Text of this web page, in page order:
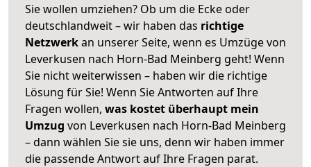
Sie wollen umziehen? Ob um die Ecke oder
deutschlandweit – wir haben das richtige
Netzwerkan unserer Seite, wenn es Umzüge von
Leverkusen nach Horn-Bad Meinberg geht! Wenn
Sie nicht weiterwissen – haben wir die richtige
Lösung für Sie! Wenn Sie Antworten auf Ihre
Fragen wollen, was kostet überhaupt mein
Umzug von Leverkusen nach Horn-Bad Meinberg
– dann wählen Sie sie uns, denn wir haben immer
die passende Antwort auf Ihre Fragen parat.